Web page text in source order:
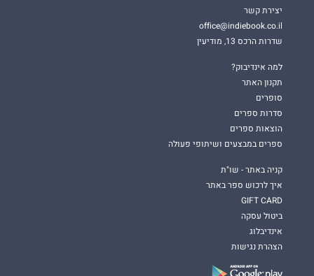
יצירת קשר
office@indiebook.co.il
שדרות הרכס 13, מודיעין
למה אינדיבוק?
תקנון האתר
סופרים
סדרות ספרים
הוצאות ספרים
ספרים במבצעים ושיתופי פעולה
קניה באתר - שו"ת
איך לרכוש ספר באתר
GIFT CARD
ביטול עסקה
אינדיבלוג
הצהרת נגישות